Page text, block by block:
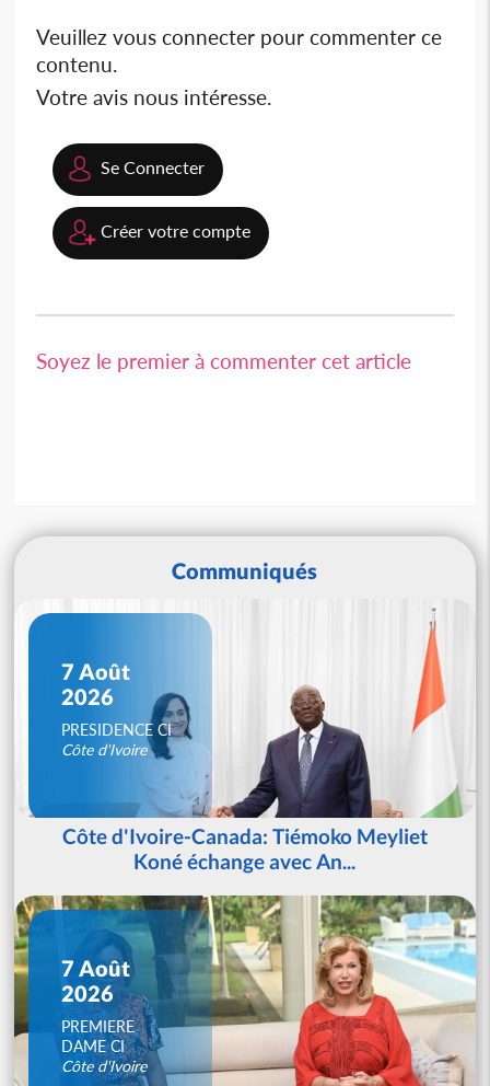
Veuillez vous connecter pour commenter ce
contenu.
Votre avis nous intéresse.
Se Connecter
Créer votre compte
Soyez le premier à commenter cet article
Communiqués
7 Août
2026
PRESIDENCE CI
Côte d'Ivoire
Côte d'Ivoire-Canada: Tiémoko Meyliet
Koné échange avec An...
7 Août
2026
PREMIERE
DAME CI
Côte d'Ivoire